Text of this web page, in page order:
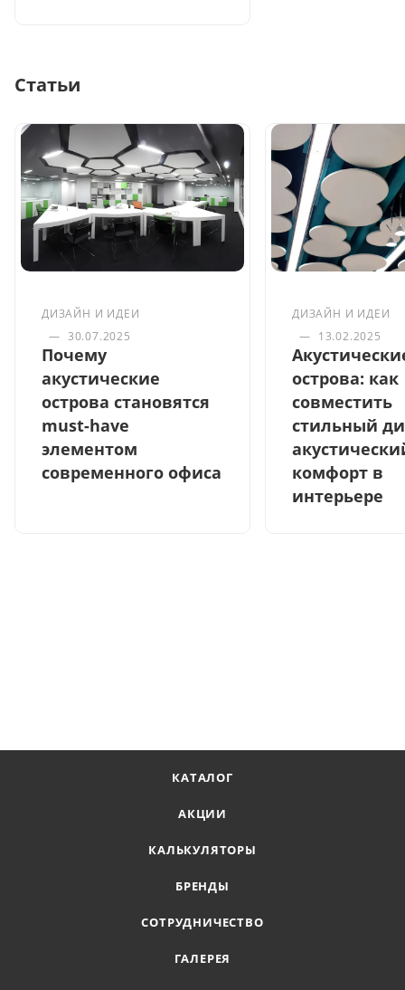
Статьи
ДИЗАЙН И ИДЕИ
— 30.07.2025
Почему
акустические
острова становятся
must-have
элементом
современного офиса
ДИЗАЙН И ИДЕИ
— 13.02.2025
острова: как
совместить
стильный
комфорт в
интерьере
КАТАЛОГ
АКЦИИ
КАЛЬКУЛЯТОРЫ
БРЕНДЫ
СОТРУДНИЧЕСТВО
ГАЛЕРЕЯ